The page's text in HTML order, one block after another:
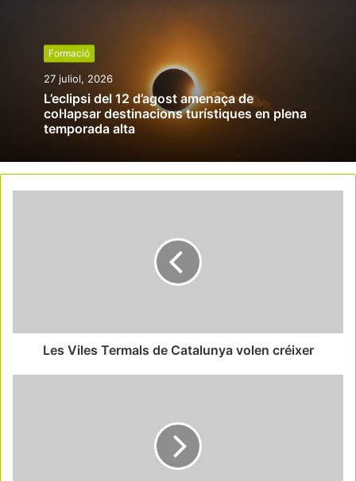
Formació
27 juliol, 2026
L’eclipsi del 12 d’agost amenaça de
col·lapsar destinacions turístiques en plena
temporada alta
Les Viles Termals de Catalunya volen créixer